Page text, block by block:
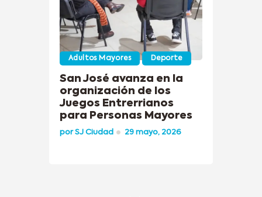
Adultos Mayores Deporte
San José avanza en la
organización de los
Juegos Entrerrianos
para Personas Mayores
porSJ Ciudad 29 mayo, 2026